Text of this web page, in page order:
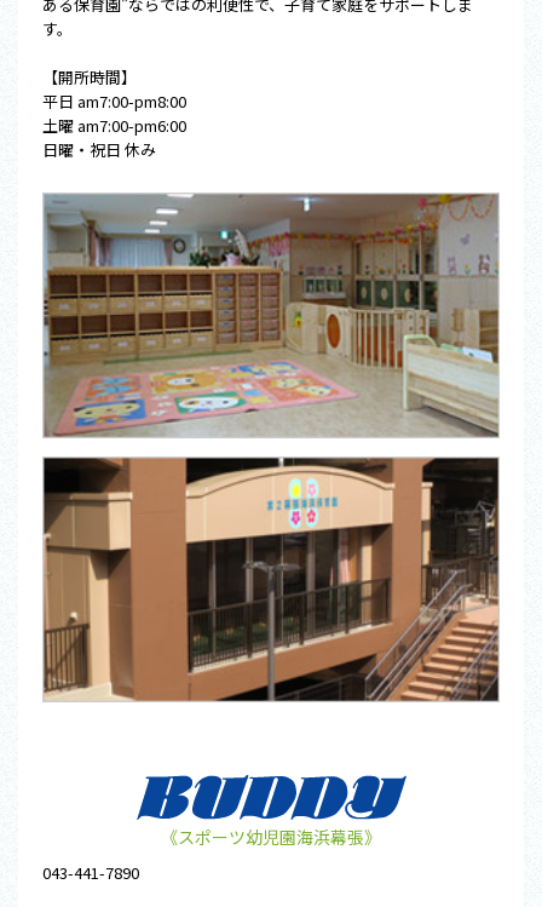
す。
【開所時間】
平日 am7:00-pm8:00
土曜 am7:00-pm6:00
日曜・祝日 休み
《スポーツ幼児園海浜幕張》
043-441-7890